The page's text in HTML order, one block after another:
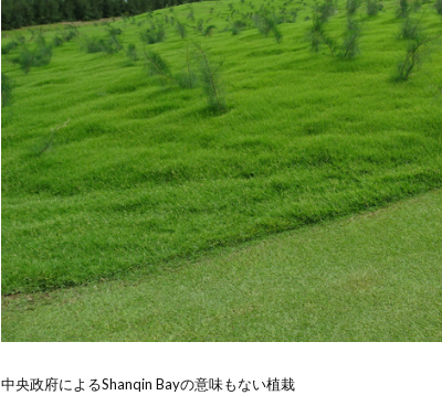
中央政府によるShanqin Bayの意味もない植栽